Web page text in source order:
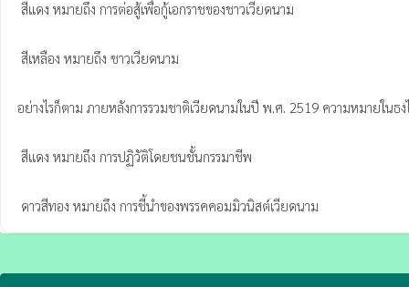
อย่างไรก็ตาม ภายหลังการรวมชาติเวียดนามในปี พ.ศ. 2519 ความหมายในธง
ดาวสีทอง หมายถึง การชี้นำของพรรคคอมมิวนิสต์เวียดนาม